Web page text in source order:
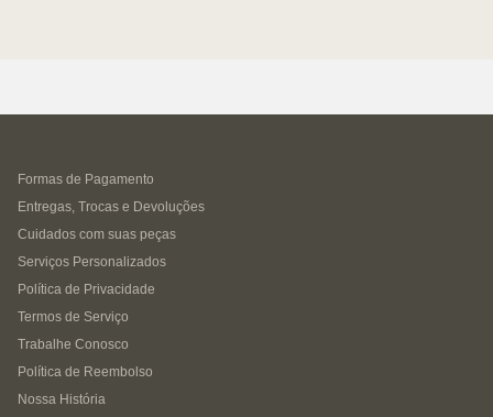
Formas de Pagamento
Entregas, Trocas e Devoluções
Cuidados com suas peças
Serviços Personalizados
Política de Privacidade
Termos de Serviço
Trabalhe Conosco
Política de Reembolso
Nossa História